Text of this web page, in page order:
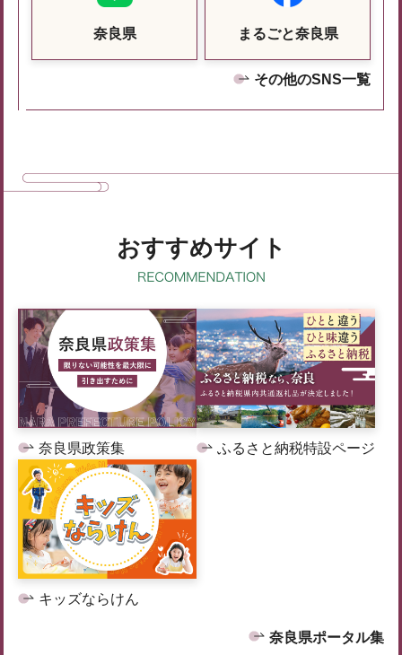
奈良県 まるごと奈良県
その他のSNS一覧
おすすめサイト
奈良県政策集 ふるさと納税特設ページ
キッズならけん
奈良県ポータル集